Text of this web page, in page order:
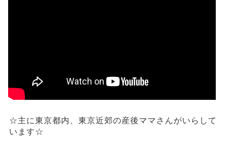
☆主に東京都内、東京近郊の産後ママさんがいらして
います☆